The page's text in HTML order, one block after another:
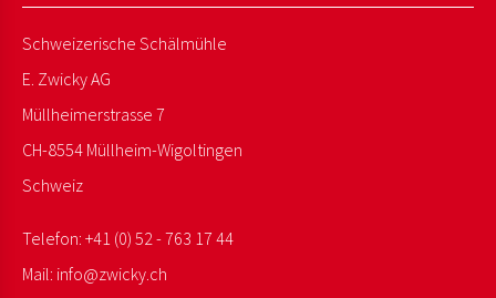
Schweizerische Schälmühle
E. Zwicky AG
Müllheimerstrasse 7
CH-8554 Müllheim-Wigoltingen
Schweiz
Telefon: +41 (0) 52 - 763 17 44
Mail: info@zwicky.ch